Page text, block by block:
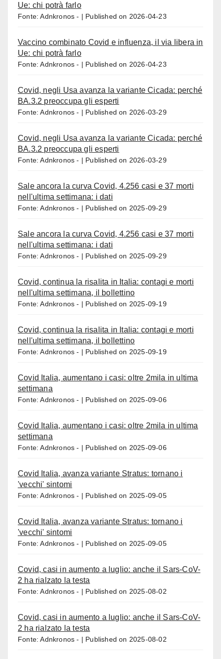
Ue: chi potrà farlo
Fonte: Adnkronos - Published on 2026-04-23
Vaccino combinato Covid e influenza, il via libera in
Ue: chi potrà farlo
Fonte: Adnkronos - Published on 2026-04-23
Covid, negli Usa avanza la variante Cicada: perché
BA.3.2 preoccupa gli esperti
Fonte: Adnkronos - Published on 2026-03-29
Covid, negli Usa avanza la variante Cicada: perché
BA.3.2 preoccupa gli esperti
Fonte: Adnkronos - Published on 2026-03-29
Sale ancora la curva Covid, 4.256 casi e 37 morti
nell'ultima settimana: i dati
Fonte: Adnkronos - Published on 2025-09-29
Sale ancora la curva Covid, 4.256 casi e 37 morti
nell'ultima settimana: i dati
Fonte: Adnkronos - Published on 2025-09-29
Covid, continua la risalita in Italia: contagi e morti
nell'ultima settimana, il bollettino
Fonte: Adnkronos - Published on 2025-09-19
Covid, continua la risalita in Italia: contagi e morti
nell'ultima settimana, il bollettino
Fonte: Adnkronos - Published on 2025-09-19
Covid Italia, aumentano i casi: oltre 2mila in ultima
settimana
Fonte: Adnkronos - Published on 2025-09-06
Covid Italia, aumentano i casi: oltre 2mila in ultima
settimana
Fonte: Adnkronos - Published on 2025-09-06
Covid Italia, avanza variante Stratus: tornano i
'vecchi' sintomi
Fonte: Adnkronos - Published on 2025-09-05
Covid Italia, avanza variante Stratus: tornano i
'vecchi' sintomi
Fonte: Adnkronos - Published on 2025-09-05
Covid, casi in aumento a luglio: anche il Sars-CoV-
2 ha rialzato la testa
Fonte: Adnkronos - Published on 2025-08-02
Covid, casi in aumento a luglio: anche il Sars-CoV-
2 ha rialzato la testa
Fonte: Adnkronos - Published on 2025-08-02